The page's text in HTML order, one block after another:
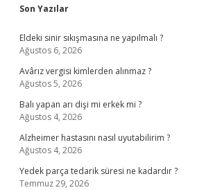
Sidebar
Son Yazılar
Eldeki sinir sıkışmasına ne yapılmalı ?
Ağustos 6, 2026
Avârız vergisi kimlerden alınmaz ?
Ağustos 5, 2026
Balı yapan arı dişi mi erkek mi ?
Ağustos 4, 2026
Alzheimer hastasını nasıl uyutabilirim ?
Ağustos 4, 2026
Yedek parça tedarik süresi ne kadardır ?
Temmuz 29, 2026